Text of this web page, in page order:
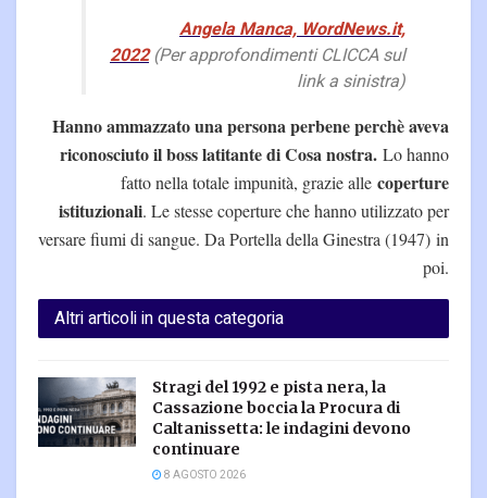
Angela Manca, WordNews.it,
2022(Per approfondimenti CLICCA sul
link a sinistra)
Hanno ammazzato una persona perbene perchè aveva
riconosciuto il boss latitante di Cosa nostra. Lo hanno
fatto nella totale impunità, grazie alle coperture
istituzionali. Le stesse coperture che hanno utilizzato per
versare fiumi di sangue. Da Portella della Ginestra (1947) in
poi.
Altri articoli in questa categoria
Stragi del 1992 e pista nera, la
Cassazione boccia la Procura di
Caltanissetta: le indagini devono
continuare
8 AGOSTO 2026